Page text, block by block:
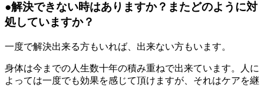
●解決できない時はありますか？またどのように対
処していますか？
一度で解決出来る方もいれば、出来ない方もいます。
身体は今までの人生数十年の積み重ねで出来ています。人に
よっては一度でも効果を感じて頂けますが、それはケアを継